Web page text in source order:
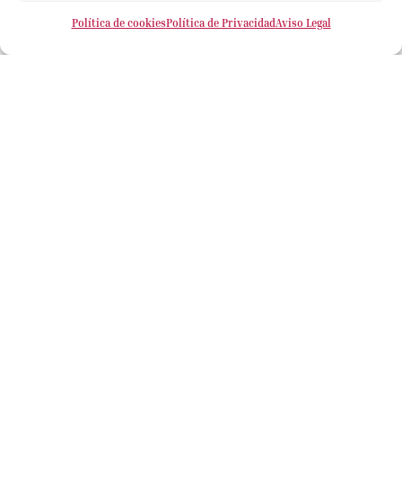
Política de cookiesPolítica de PrivacidadAviso Legal
practican deporte de forma habitual.